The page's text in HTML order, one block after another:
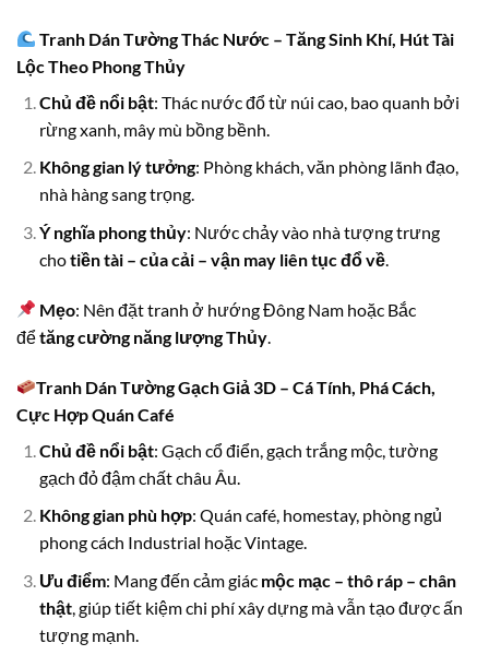
Tranh Dán Tường Thác Nước – Tăng Sinh Khí, Hút Tài
Lộc Theo Phong Thủy
Chủ đề nổi bật: Thác nước đổ từ núi cao, bao quanh bởi
rừng xanh, mây mù bồng bềnh.
Không gian lý tưởng: Phòng khách, văn phòng lãnh đạo,
nhà hàng sang trọng.
Ý nghĩa phong thủy: Nước chảy vào nhà tượng trưng
chotiền tài – của cải – vận may liên tục đổ về.
Mẹo: Nên đặt tranh ở hướng Đông Nam hoặc Bắc
đểtăng cường năng lượng Thủy
Tranh Dán Tường Gạch Giả 3D – Cá Tính, Phá Cách,
Cực Hợp Quán Café
Chủ đề nổi bật: Gạch cổ điển, gạch trắng mộc, tường
gạch đỏ đậm chất châu Âu.
Không gian phù hợp: Quán café, homestay, phòng ngủ
phong cách Industrial hoặc Vintage.
Ưu điểm: Mang đến cảm giác mộc mạc – thô ráp – chân
thật, giúp tiết kiệm chi phí xây dựng mà vẫn tạo được ấn
tượng mạnh.